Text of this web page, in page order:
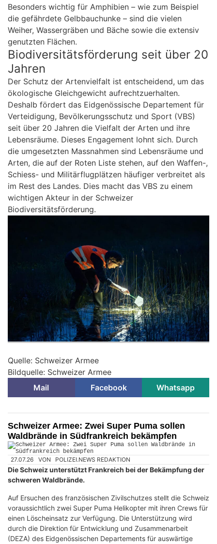
Besonders wichtig für Amphibien – wie zum Beispiel
die gefährdete Gelbbauchunke – sind die vielen
Weiher, Wassergräben und Bäche sowie die extensiv
genutzten Flächen.
Biodiversitätsförderung seit über 20
Jahren
Der Schutz der Artenvielfalt ist entscheidend, um das
ökologische Gleichgewicht aufrechtzuerhalten.
Deshalb fördert das Eidgenössische Departement für
Verteidigung, Bevölkerungsschutz und Sport (VBS)
seit über 20 Jahren die Vielfalt der Arten und ihre
Lebensräume. Dieses Engagement lohnt sich. Durch
die umgesetzten Massnahmen sind Lebensräume und
Arten, die auf der Roten Liste stehen, auf den Waffen-,
Schiess- und Militärflugplätzen häufiger verbreitet als
im Rest des Landes. Dies macht das VBS zu einem
wichtigen Akteur in der Schweizer
Biodiversitätsförderung.
Quelle: Schweizer Armee
Bildquelle: Schweizer Armee
Mail
Facebook Whatsapp
Schweizer Armee: Zwei Super Puma sollen
Waldbrände in Südfrankreich bekämpfen
27.07.26 VON POLIZEI.NEWS REDAKTION
Die Schweiz unterstützt Frankreich bei der Bekämpfung der
schweren Waldbrände.
Auf Ersuchen des französischen Zivilschutzes stellt die Schweiz
voraussichtlich zwei Super Puma Helikopter mit ihren Crews für
einen Löscheinsatz zur Verfügung. Die Unterstützung wird
durch die Direktion für Entwicklung und Zusammenarbeit
(DEZA) des Eidgenössischen Departements für auswärtige